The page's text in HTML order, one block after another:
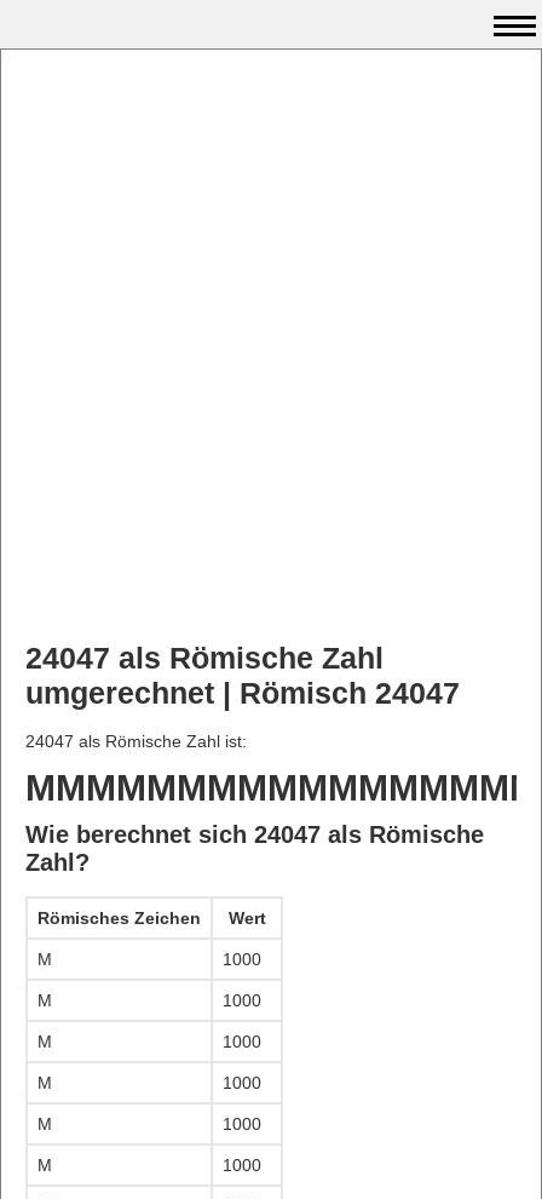
24047 als Römische Zahl
umgerechnet | Römisch 24047
24047 als Römische Zahl ist:
Wie berechnet sich 24047 als Römische
Zahl?
Römisches Zeichen Wert
M 1000
M 1000
M 1000
M 1000
M 1000
M 1000